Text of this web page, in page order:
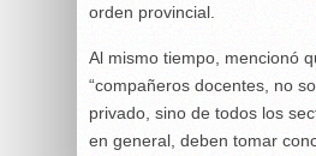
orden provincial.
Al mismo tiempo, mencionó
“compañeros docentes, no
privado, sino de todos los
en general, deben tomar